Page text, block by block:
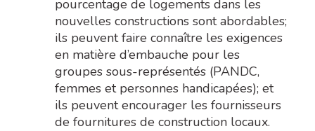
pourcentage de logements dans les
nouvelles constructions sont abordables;
ils peuvent faire connaître les exigences
en matière d’embauche pour les
groupes sous-représentés (PANDC,
femmes et personnes handicapées); et
ils peuvent encourager les fournisseurs
de fournitures de construction locaux.